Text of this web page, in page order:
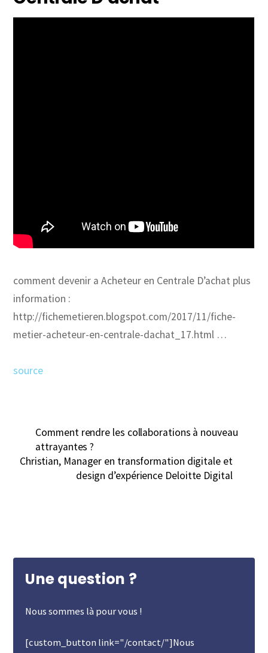
comment devenir a Acheteur en Centrale D’achat plus
information :
http://fichemetieren.blogspot.com/2017/11/fiche-
metier-acheteur-en-centrale-dachat_17.html …
source
Comment rendre les collaborations à nouveau
attrayantes ?
Christian, Manager en transformation digitale et
design d’expérience Deloitte Digital
Une question ?
Nous sommes là pour vous !
[custom_button link="/contact/"]Nous